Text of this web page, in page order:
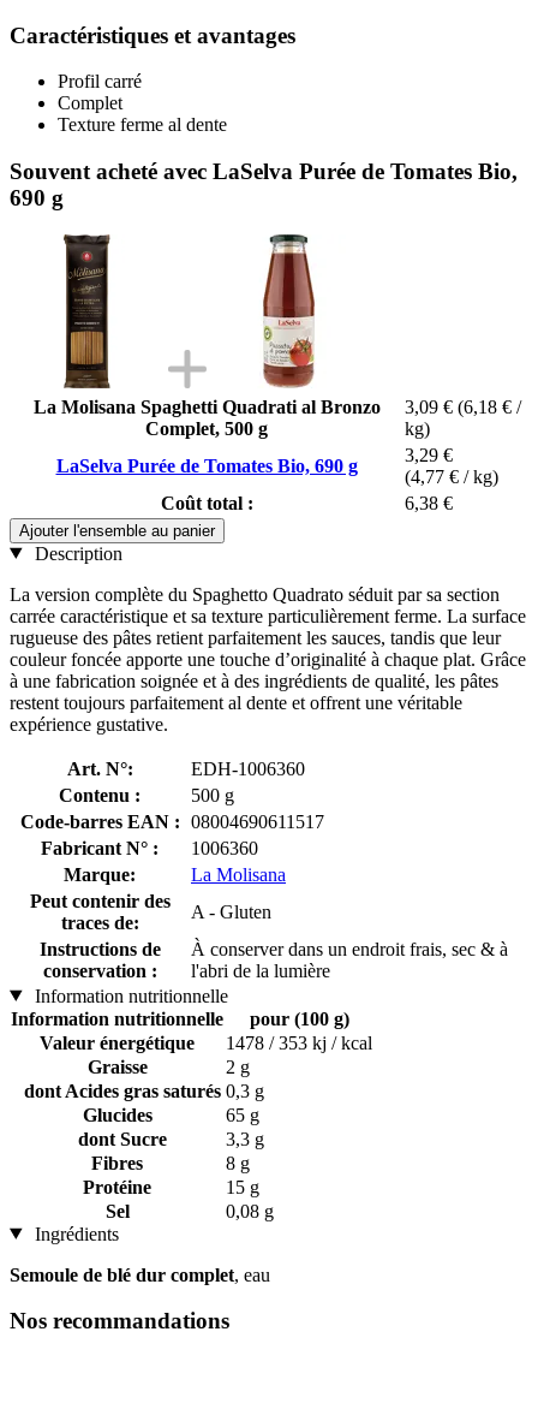
Caractéristiques et avantages
Profil carré
Complet
Texture ferme al dente
Souvent acheté avec LaSelva Purée de Tomates Bio,
690 g
La Molisana Spaghetti Quadrati al Bronzo
Complet, 500 g
3,09 € (6,18 € /
kg)
LaSelva Purée de Tomates Bio, 690 g
3,29 €
(4,77 € / kg)
Coût total :
6,38 €
Ajouter l'ensemble au panier
Description
La version complète du Spaghetto Quadrato séduit par sa section
carrée caractéristique et sa texture particulièrement ferme. La surface
rugueuse des pâtes retient parfaitement les sauces, tandis que leur
couleur foncée apporte une touche d’originalité à chaque plat. Grâce
à une fabrication soignée et à des ingrédients de qualité, les pâtes
restent toujours parfaitement al dente et offrent une véritable
expérience gustative.
Art. N°:
EDH-1006360
Contenu :
500 g
Code-barres EAN : 08004690611517
Fabricant N° :
1006360
Marque:
La Molisana
Peut contenir des
traces de:
A - Gluten
Instructions de
conservation :
À conserver dans un endroit frais, sec & à
l'abri de la lumière
Information nutritionnelle
Information nutritionnelle
pour (100 g)
Valeur énergétique
1478 / 353 kj / kcal
Graisse
2 g
dont Acides gras saturés 0,3 g
Glucides
65 g
dont Sucre
3,3 g
Fibres
8 g
Protéine
15 g
Sel
0,08 g
Ingrédients
Semoule de blé dur complet, eau
Nos recommandations